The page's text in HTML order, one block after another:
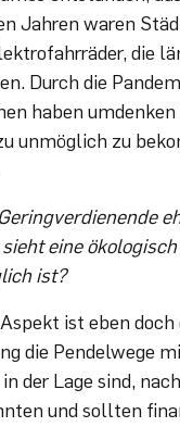
Jahren waren
die
Durch die
haben umdenken
unmöglich zu
eine ökologisch
ist?
ist eben doch
die Pendelwege
der Lage sind,
und sollten